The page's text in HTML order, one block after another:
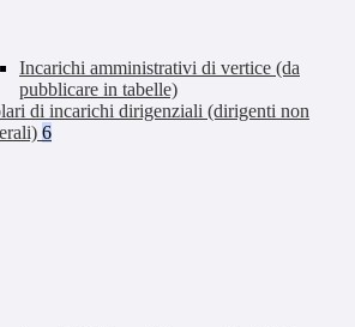
Incarichi amministrativi di vertice (da
pubblicare in tabelle)
di incarichi dirigenziali (dirigenti non
6